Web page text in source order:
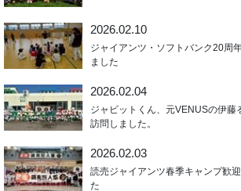
2026.02.10
ジャイアンツ・ソフトバンク20周
ました
2026.02.04
ジャビットくん、元VENUSの伊藤
訪問しました。
2026.02.03
読売ジャイアンツ春季キャンプ歓
た